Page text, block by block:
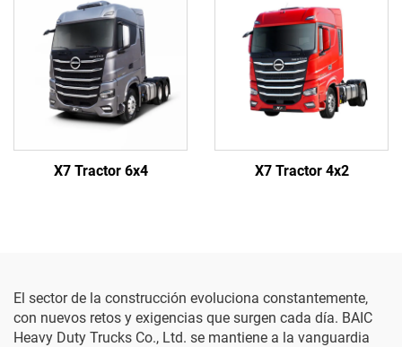
X7 Tractor 6x4 X7 Tractor 4x2
El sector de la construcción evoluciona constantemente,
con nuevos retos y exigencias que surgen cada día. BAIC
Heavy Duty Trucks Co., Ltd. se mantiene a la vanguardia